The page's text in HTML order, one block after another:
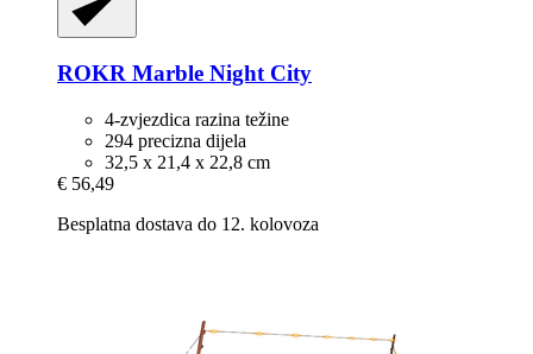
ROKR Marble Night City
4-zvjezdica razina težine
294 precizna dijela
32,5 x 21,4 x 22,8 cm
€ 56,49
Besplatna dostava do 12. kolovoza